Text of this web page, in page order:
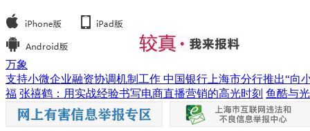
万象
支持小微企业融资协调机制工作 中国银行上海市分行推出“向
福 张禧鹤：用实战经验书写电商直播营销的高光时刻 鱼酷与